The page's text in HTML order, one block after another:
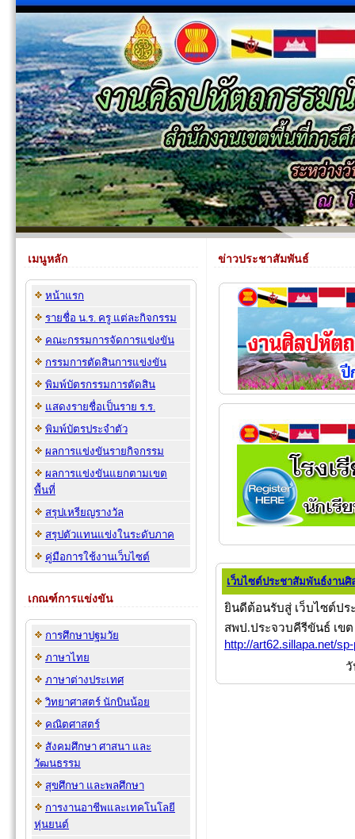
เมนูหลัก
หน้าแรก
รายชื่อ น.ร. ครู แต่ละกิจกรรม
คณะกรรมการจัดการแข่งขัน
กรรมการตัดสินการแข่งขัน
พิมพ์บัตรกรรมการตัดสิน
แสดงรายชื่อเป็นราย ร.ร.
พิมพ์บัตรประจำตัว
ผลการแข่งขันรายกิจกรรม
ผลการแข่งขันแยกตามเขต
พื้นที่
สรุปเหรียญรางวัล
สรุปตัวแทนแข่งในระดับภาค
คู่มือการใช้งานเว็บไซต์
เกณฑ์การแข่งขัน
การศึกษาปฐมวัย
ภาษาไทย
ภาษาต่างประเทศ
วิทยาศาสตร์ นักบินน้อย
คณิตศาสตร์
สังคมศึกษา ศาสนา และ
วัฒนธรรม
สุขศึกษา และพลศึกษา
การงานอาชีพและเทคโนโลยี
หุ่นยนต์
ข่าวประชาสัมพันธ์
เว็บไซต์ประชาสัมพันธ์งาน
ยินดีต้อนรับสู่ เว็บไซต์ป
สพป.ประจวบคีรีขันธ์ เข
http://art62.sillapa.net/